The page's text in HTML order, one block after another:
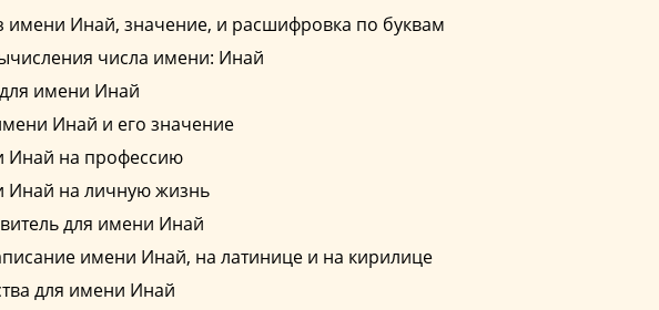
имени Инай, значение, и расшифровка по буквам
числа имени: Инай
имени Инай
Инай и его значение
Инай на профессию
Инай на личную жизнь
для имени Инай
имени Инай, на латинице и на кирилице
для имени Инай